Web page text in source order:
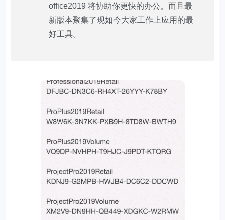
office2019 将协助你更快的办公。而且最
新版本聚集了现如今大家工作上应用的最
好工具。